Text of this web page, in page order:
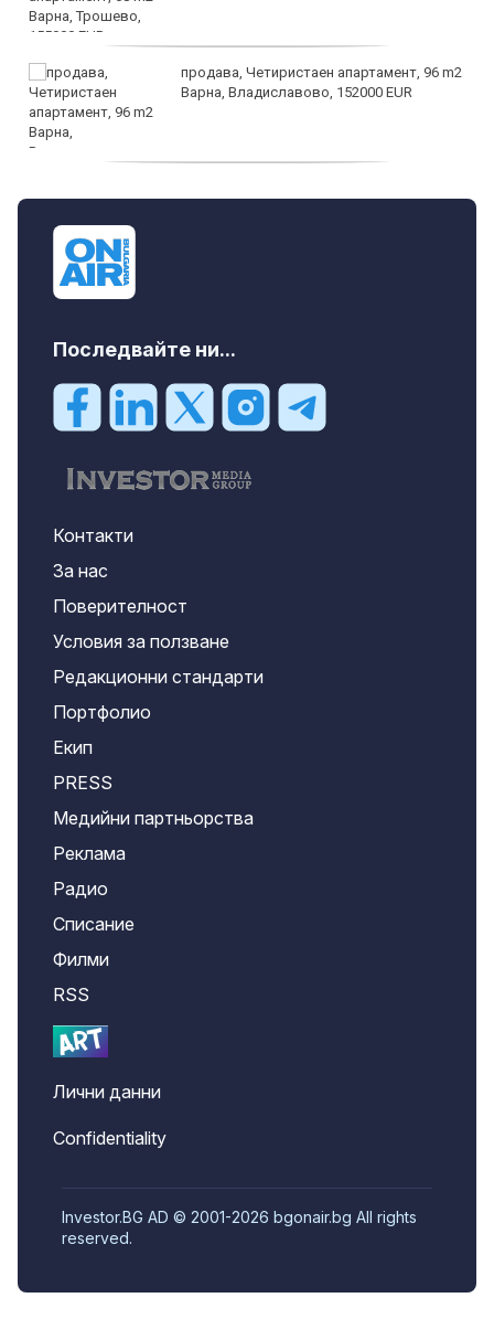
продава, Четиристаен апартамент, 96 m2
Варна, Владиславово, 152000 EUR
Последвайте ни...
Контакти
За нас
Поверителност
Условия за ползване
Редакционни стандарти
Портфолио
Екип
PRESS
Медийни партньорства
Реклама
Радио
Списание
Филми
RSS
Лични данни
Confidentiality
Investor.BG AD © 2001-2026 bgonair.bg All rights
reserved.